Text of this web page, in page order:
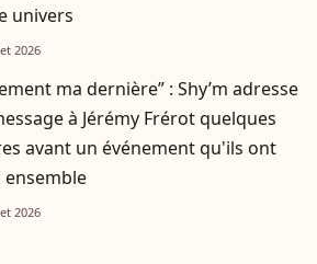
univers
2026
ma dernière” : Shy’m adresse
à Jérémy Frérot quelques
avant un événement qu'ils ont
ensemble
2026